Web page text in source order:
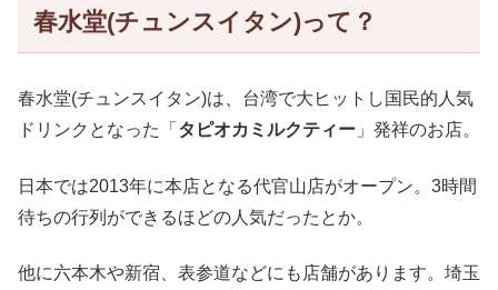
春水堂(チュンスイタン)って？
春水堂(チュンスイタン)は、台湾で大ヒットし国民的人気
ドリンクとなった「 タピオカミルクティー 」発祥のお店。
日本では2013年に本店となる代官山店がオープン。3時間
待ちの行列ができるほどの人気だったとか。
他に六本木や新宿、表参道などにも店舗があります。埼玉